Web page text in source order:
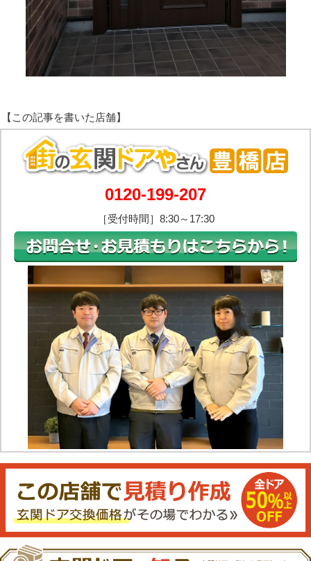
0120-199-207
［受付時間］8:30～17:30